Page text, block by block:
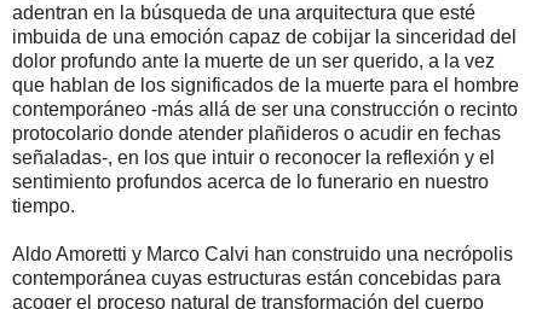
adentran en la búsqueda de una arquitectura que esté
imbuida de una emoción capaz de cobijar la sinceridad del
dolor profundo ante la muerte de un ser querido, a la vez
que hablan de los significados de la muerte para el hombre
contemporáneo -más allá de ser una construcción o recinto
protocolario donde atender plañideros o acudir en fechas
señaladas-, en los que intuir o reconocer la reflexión y el
sentimiento profundos acerca de lo funerario en nuestro
tiempo.
Aldo Amoretti y Marco Calvi han construido una necrópolis
contemporánea cuyas estructuras están concebidas para
acoger el proceso natural de transformación del cuerpo